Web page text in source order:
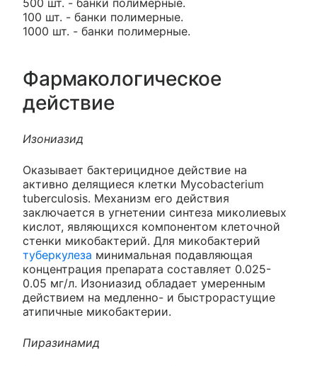
500 шт. - банки полимерные.
100 шт. - банки полимерные.
1000 шт. - банки полимерные.
Фармакологическое
действие
Изониазид
Оказывает бактерицидное действие на
активно делящиеся клетки Mycobacterium
tuberculosis. Механизм его действия
заключается в угнетении синтеза миколиевых
кислот, являющихся компонентом клеточной
стенки микобактерий. Для микобактерий
туберкулеза минимальная подавляющая
концентрация препарата составляет 0.025-
0.05 мг/л. Изониазид обладает умеренным
действием на медленно- и быстрорастущие
атипичные микобактерии.
Пиразинамид